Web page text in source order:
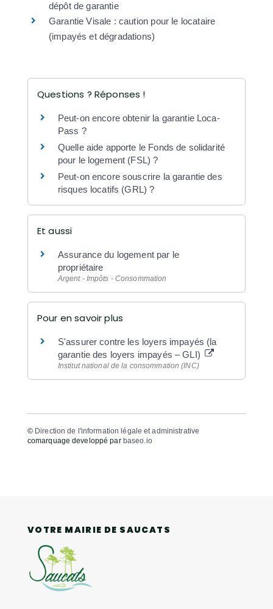
dépôt de garantie
Garantie Visale : caution pour le locataire
(impayés et dégradations)
Questions ? Réponses !
Peut-on encore obtenir la garantie Loca-
Pass ?
Quelle aide apporte le Fonds de solidarité
pour le logement (FSL) ?
Peut-on encore souscrire la garantie des
risques locatifs (GRL) ?
Et aussi
Assurance du logement par le
propriétaire
Argent - Impôts - Consommation
Pour en savoir plus
S'assurer contre les loyers impayés (la
garantie des loyers impayés – GLI)
Institut national de la consommation (INC)
© Direction de l'information légale et administrative
comarquage developpé par baseo.io
VOTRE MAIRIE DE SAUCATS